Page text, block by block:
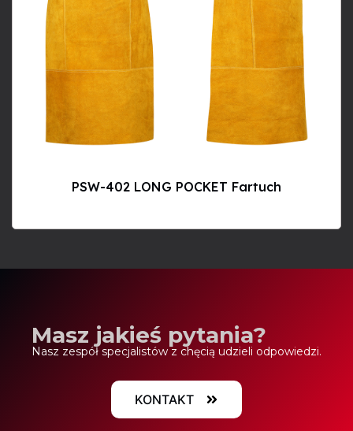
PSW-402 LONG POCKET Fartuch
Masz jakieś pytania?
Nasz zespół specjalistów z chęcią udzieli odpowiedzi.
KONTAKT